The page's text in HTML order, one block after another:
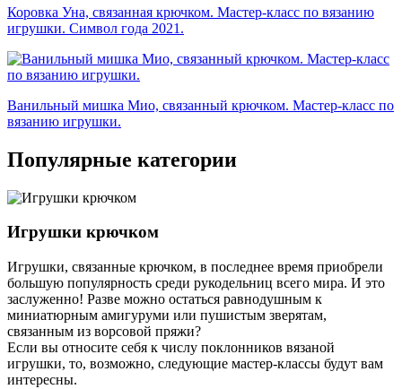
Коровка Уна, связанная крючком. Мастер-класс по вязанию
игрушки. Символ года 2021.
Ванильный мишка Мио, связанный крючком. Мастер-класс по
вязанию игрушки.
Популярные категории
Игрушки крючком
Игрушки, связанные крючком, в последнее время приобрели
большую популярность среди рукодельниц всего мира. И это
заслуженно! Разве можно остаться равнодушным к
миниатюрным амигуруми или пушистым зверятам,
связанным из ворсовой пряжи?
Если вы относите себя к числу поклонников вязаной
игрушки, то, возможно, следующие мастер-классы будут вам
интересны.